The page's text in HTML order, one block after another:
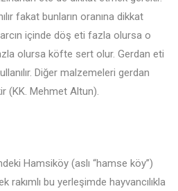
fakat bunların oranına dikkat
içinde döş eti fazla olursa o
olursa köfte sert olur. Gerdan eti
Diğer malzemeleri gerdan
(KK. Mehmet Altun).
Hamsiköy (aslı “hamse köy”)
rakımlı bu yerleşimde hayvancılıkla